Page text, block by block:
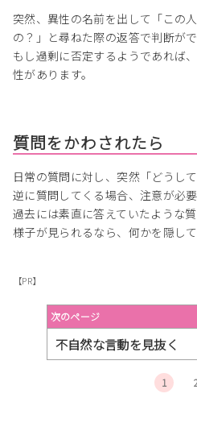
突然、異性の名前を出して「この
の？」と尋ねた際の返答で判断がで
もし過剰に否定するようであれば
性があります。
質問をかわされたら
日常の質問に対し、突然「どうし
逆に質問してくる場合、注意が必要
過去には素直に答えていたような
様子が見られるなら、何かを隠し
【PR】
次のページ
不自然な言動を見抜く
1